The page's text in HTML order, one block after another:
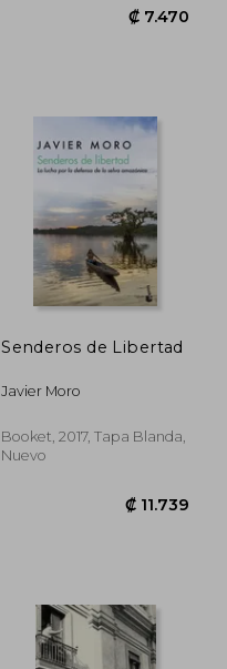
Senderos de Libertad
Javier Moro
Booket, 2017, Tapa Blanda,
Nuevo